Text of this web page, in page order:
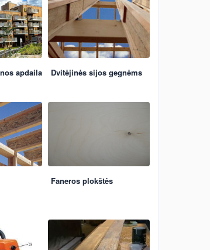
apdaila Dvitėjinės sijos gegnėms
Faneros plokštės